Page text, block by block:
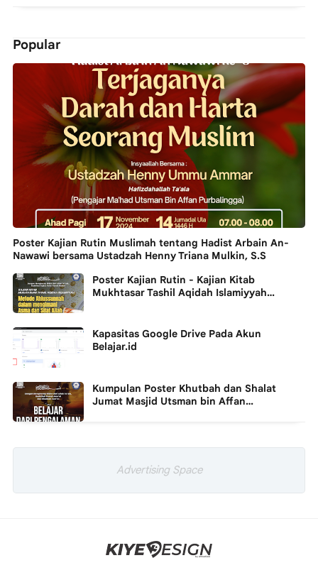
Popular
Poster Kajian Rutin Muslimah tentang Hadist Arbain An-
Nawawi bersama Ustadzah Henny Triana Mulkin, S.S
Poster Kajian Rutin - Kajian Kitab
Mukhtasar Tashil Aqidah Islamiyyah
Kapasitas Google Drive Pada Akun
Belajar.id
Kumpulan Poster Khutbah dan Shalat
Jumat Masjid Utsman bin Affan
Advertising Space